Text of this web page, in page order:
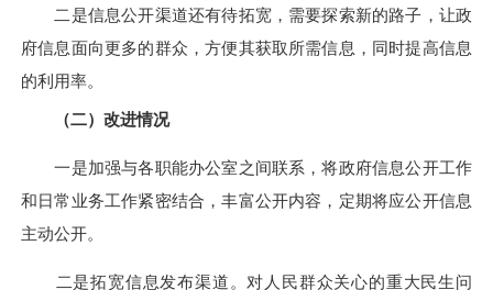
二是信息公开渠道还有待拓宽，需要探索新的路子，让政
府信息面向更多的群众，方便其获取所需信息，同时提高信息
的利用率。
（二）改进情况
一是加强与各职能办公室之间联系，将政府信息公开工作
和日常业务工作紧密结合，丰富公开内容，定期将应公开信息
主动公开。
二是拓宽信息发布渠道。对人民群众关心的重大民生问